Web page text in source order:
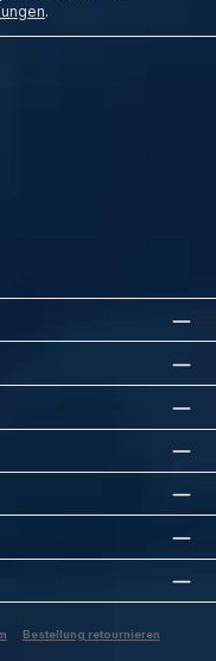
.
Bestellung retournieren